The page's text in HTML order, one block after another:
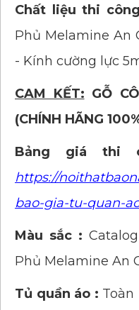
Chất liệu thi
Phủ Melamine An
- Kính cường lực
CAM KẾT: GỖ
(CHÍNH HÃNG
Bảng giá thi
https://
bao-gia-tu-quan-
Màu sắc :
Phủ Melamine An
Tủ quần áo :